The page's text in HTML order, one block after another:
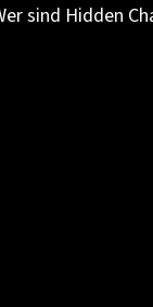
sind Hidden